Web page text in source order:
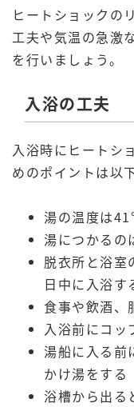
ヒートショックの
工夫や気温の急激
を行いましょう。
入浴の工夫
入浴時にヒートシ
めのポイントは以
湯の温度は
湯につかるの
脱衣所と浴室
日中に入浴す
食事や飲酒、
入浴前にコッ
湯船に入る前
かけ湯をする
浴槽から出る